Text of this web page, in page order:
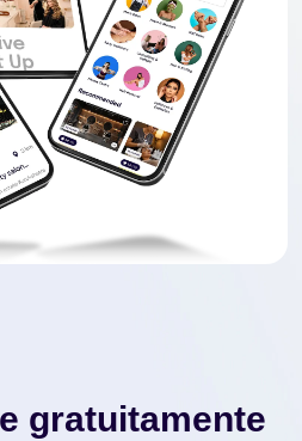
gratuitamente